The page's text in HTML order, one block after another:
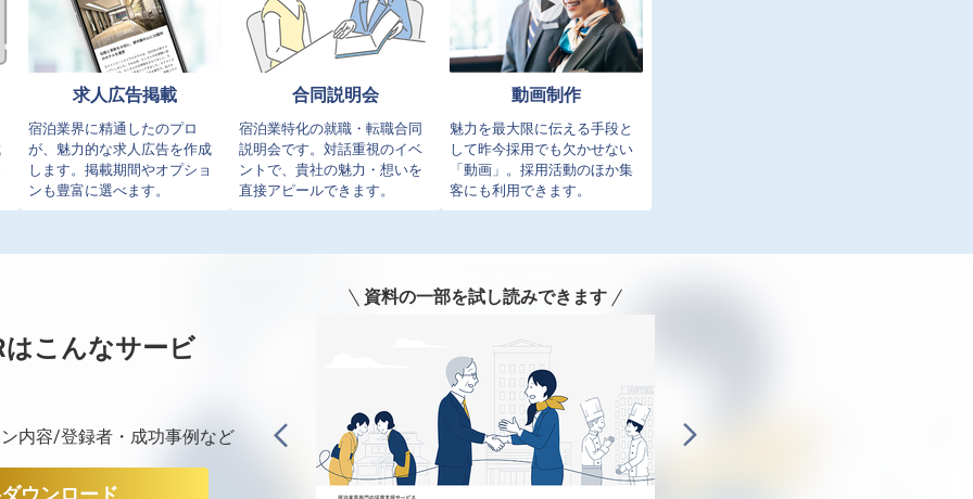
求人広告掲載
宿泊業界に精通したのプロ
が、魅力的な求人広告を作成
します。掲載期間やオプショ
ンも豊富に選べます。
合同説明会
宿泊業特化の就職・転職合同
説明会です。対話重視のイベ
ントで、貴社の魅力・想いを
直接アピールできます。
動画制作
魅力を最大限に伝える手段と
して昨今採用でも欠かせない
「動画」。採用活動のほか集
客にも利用できます。
はこんなサービ
内容/登録者・成功事例など
資料の一部を試し読みできます
ウンロード